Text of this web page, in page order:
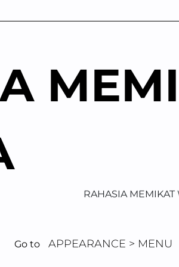
RAHASIA MEMIKAT
Go to APPEARANCE > MENU